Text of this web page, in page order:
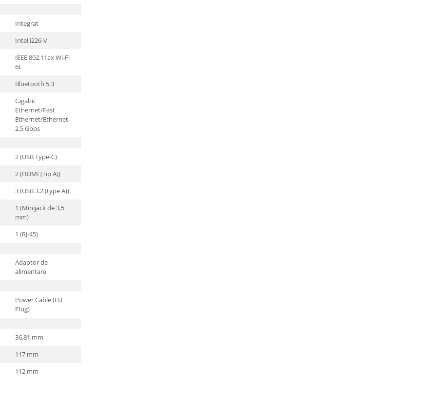
Integrat
Intel i226-V
IEEE 802.11ax Wi-Fi
6E
Bluetooth 5.3
Gigabit
Ethernet/Fast
Ethernet/Ethernet
2.5 Gbps
2 (USB Type-C)
2 (HDMI (Tip A))
3 (USB 3.2 (type A))
1 (Minijack de 3,5
mm)
1 (RJ-45)
Adaptor de
alimentare
Power Cable (EU
Plug)
36.81 mm
117 mm
112 mm